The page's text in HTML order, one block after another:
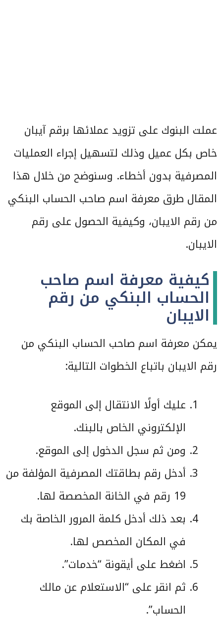
عملت البنوك على تزويد عملائها برقم آيبان
خاص بكل عميل وذلك لتسهيل إجراء العمليات
المصرفية بدون أخطاء. وسنوضح من خلال هذا
المقال طرق معرفة اسم صاحب الحساب البنكي
من رقم الايبان، وكيفية الحصول على رقم
الايبان.
كيفية معرفة اسم صاحب
الحساب البنكي من رقم
الايبان
يمكن معرفة اسم صاحب الحساب البنكي من
رقم الايبان باتباع الخطوات التالية:
عليك أولًا الانتقال إلى الموقع
الإلكتروني الخاص بالبنك.
ومن ثم سجل الدخول إلى الموقع.
أدخل رقم بطاقتك المصرفية المؤلفة من
19 رقم في الخانة المخصصة لها.
بعد ذلك أدخل كلمة المرور الخاصة بك
في المكان المخصص لها.
اضغط على أيقونة “خدمات”.
ثم انقر على “الاستعلام عن مالك
الحساب”.